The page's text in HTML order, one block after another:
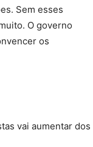
Sem esses
O governo
os
vai aumentar dos